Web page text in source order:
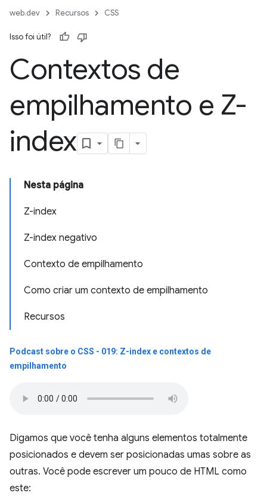
web.dev Recursos CSS
Isso foi útil?
Contextos de
empilhamento e Z-
index
Nesta página
Z-index
Z-index negativo
Contexto de empilhamento
Como criar um contexto de empilhamento
Recursos
Podcast sobre o CSS - 019: Z-index e contextos de
empilhamento
Digamos que você tenha alguns elementos totalmente
posicionados e devem ser posicionadas umas sobre as
outras. Você pode escrever um pouco de HTML como
este: